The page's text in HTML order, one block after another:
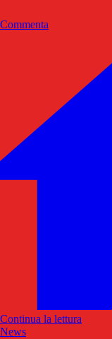
Commenta
Continua la lettura
News